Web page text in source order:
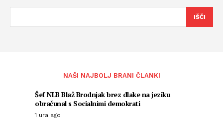
IŠČI
NAŠI NAJBOLJ BRANI ČLANKI
Šef NLB Blaž Brodnjak brez dlake na jeziku
obračunal s Socialnimi demokrati
1 ura ago